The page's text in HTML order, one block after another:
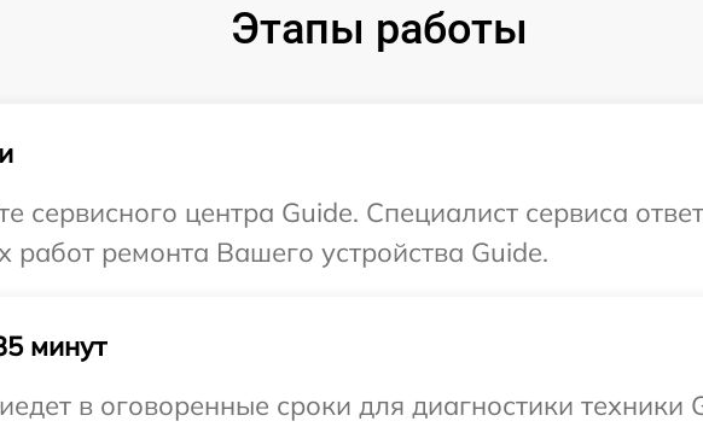
Этапы работы
сервисного центра Guide. Специалист сервиса
работ ремонта Вашего устройства Guide.
минут
в оговоренные сроки для диагностики техники